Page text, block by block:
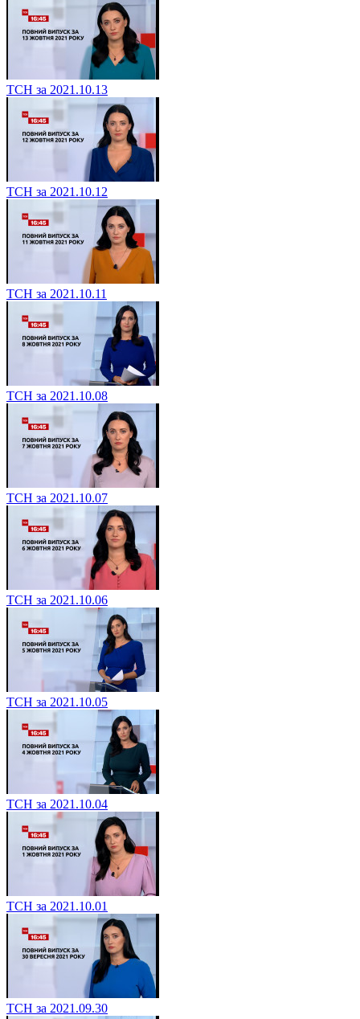
ТСН за 2021.10.13
ТСН за 2021.10.12
ТСН за 2021.10.11
ТСН за 2021.10.08
ТСН за 2021.10.07
ТСН за 2021.10.06
ТСН за 2021.10.05
ТСН за 2021.10.04
ТСН за 2021.10.01
ТСН за 2021.09.30